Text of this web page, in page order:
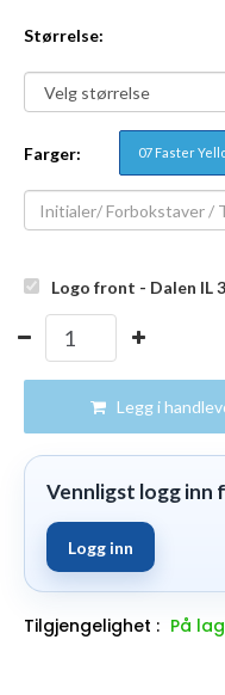
Størrelse:
Farger: 07 Faster
Logo front - Dalen IL
Legg i
Vennligst logg inn
Logg inn
Tilgjengelighet : På